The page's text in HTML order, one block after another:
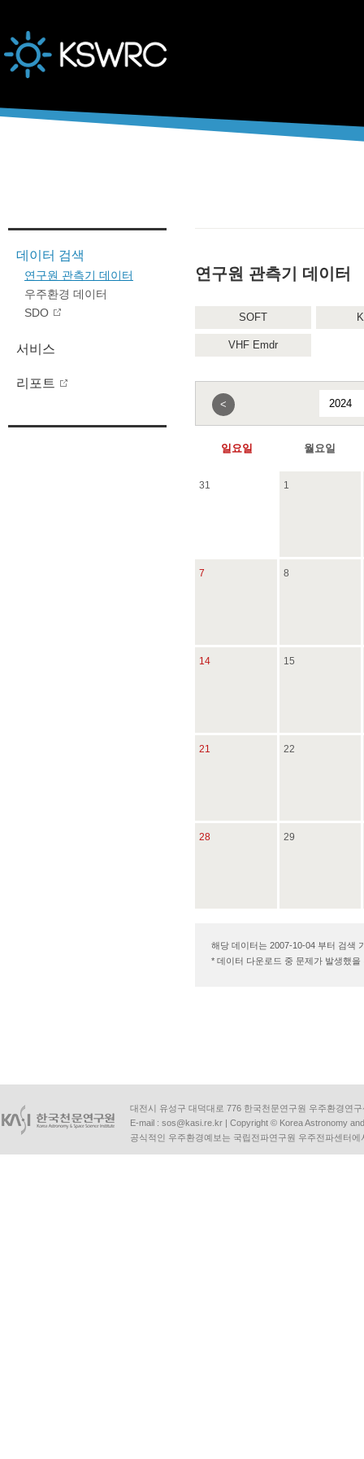
데이터 검색
연구원 관측기 데이터
우주환경 데이터
SDO
서비스
리포트
연구원 관측기 데이터
SOFT
VHF Emdr
<
일요일 월요일
31 1
7 8
14 15
21 22
28 29
해당 데이터는 2007-10-04 부터 검색
* 데이터 다운로드 중 문제가 발생했
대전시 유성구 대덕대로 776 한국천문연구원 우주환경연
E-mail : sos@kasi.re.kr | Copyright © Korea Astronomy
공식적인 우주환경예보는 국립전파연구원 우주전파센터에